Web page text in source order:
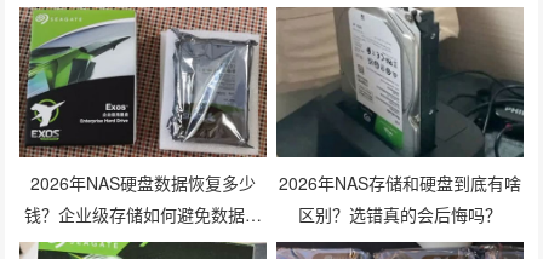
2026年NAS硬盘数据恢复多少
钱？企业级存储如何避免数据丢
失风险？
2026年NAS存储和硬盘到底有啥
区别？选错真的会后悔吗？